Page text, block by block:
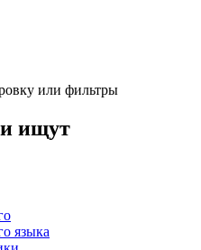
или фильтры
ищут
языка